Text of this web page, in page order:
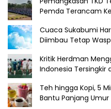
Pemda Terancam
Cuaca Sukabumi
Diimbau Tetap
Kritik Herdman
Indonesia Tersingkir
Teh hingga Kopi, 5
Bantu Panjang Umur